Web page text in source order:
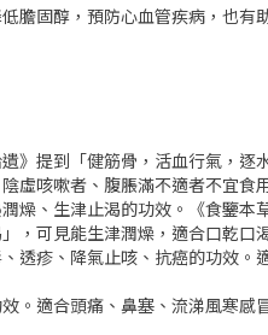
膽固醇，預防心血管疾病，也有
》提到「健筋骨，活血行氣，
虛咳嗽者、腹脹滿不適者不宜食
、生津止渴的功效。《食鑒
可見能生津潤燥，適合口乾口
疹、降氣止咳、抗癌的功效
適合頭痛、鼻塞、流涕風寒感